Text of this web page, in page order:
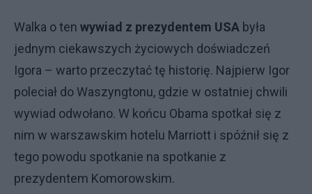
Walka o ten wywiad z prezydentem USA była
jednym ciekawszych życiowych doświadczeń
Igora – warto przeczytać tę historię. Najpierw Igor
poleciał do Waszyngtonu, gdzie w ostatniej chwili
wywiad odwołano. W końcu Obama spotkał się z
nim w warszawskim hotelu Marriott i spóźnił się z
tego powodu spotkanie na spotkanie z
prezydentem Komorowskim.